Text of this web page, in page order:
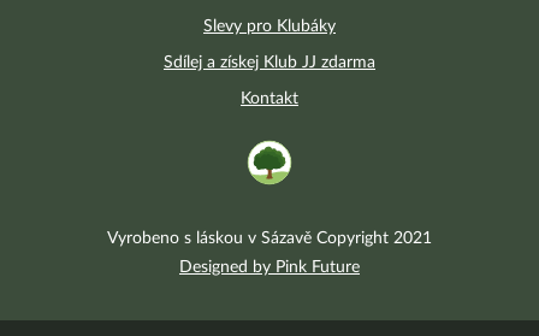
Slevy pro Klubáky
Sdílej a získej Klub JJ zdarma
Kontakt
Vyrobeno s láskou v Sázavě Copyright 2021
Designed by Pink Future